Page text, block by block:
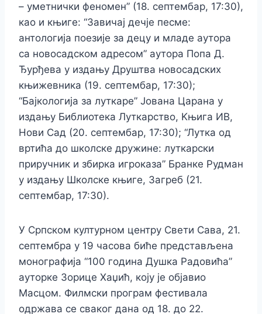
– уметнички феномен” (18. септембар, 17:30),
као и књиге: “Завичај дечје песме:
антологија поезије за децу и младе аутора
са новосадском адресом” аутора Попа Д.
Ђурђева у издању Друштва новосадских
књижевника (19. септембар, 17:30);
“Бајкологија за луткаре” Јована Царана у
издању Библиотека Луткарство, Kњига ИВ,
Нови Сад (20. септембар, 17:30); “Лутка од
вртића до школске дружине: луткарски
приручник и збирка игроказа” Бранке Рудман
у издању Школске књиге, Загреб (21.
септембар, 17:30).
У Српском културном центру Свети Сава, 21.
септембра у 19 часова биће представљена
монографија “100 година Душка Радовића”
ауторке Зорице Хаџић, коју је објавио
Масцом. Филмски програм фестивала
одржава се сваког дана од 18. до 22.